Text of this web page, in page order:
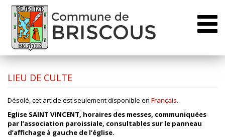
LIEU DE CULTE
Désolé, cet article est seulement disponible en Français.
Eglise SAINT VINCENT, horaires des messes, communiquées
par l’association paroissiale, consultables sur le panneau
d’affichage à gauche de l’église.